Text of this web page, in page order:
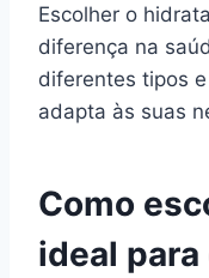
Escolher o
diferença na
diferentes tipos
adapta às suas
Como
ideal